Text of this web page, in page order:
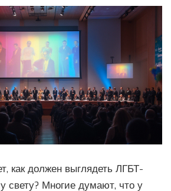
как должен выглядеть ЛГБТ-
свету? Многие думают, что у